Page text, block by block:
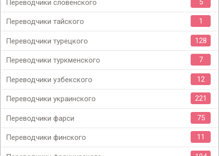
Переводчики словенского 5
Переводчики тайского 1
Переводчики турецкого 128
Переводчики туркменского 7
Переводчики узбекского 12
Переводчики украинского 221
Переводчики фарси 75
Переводчики финского 11